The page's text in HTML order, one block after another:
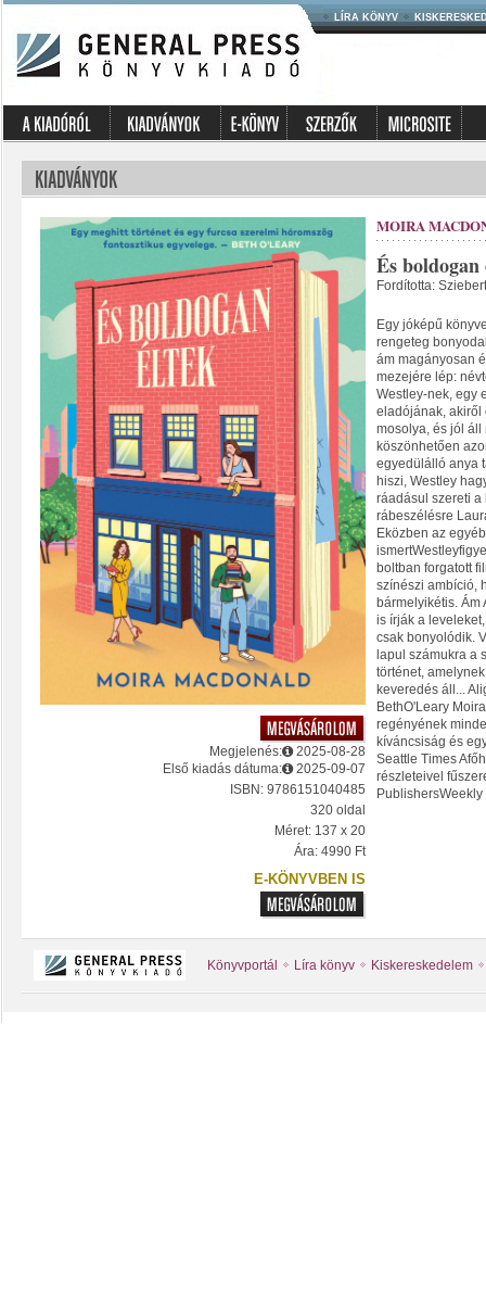
LÍRA KÖNYV
Megjelenés:
2025-08-28
Első kiadás dátuma:
2025-09-07
ISBN: 9786151040485
320 oldal
Méret: 137 x 20
Ára: 4990 Ft
E-KÖNYVBEN IS
MOIRA
És
Fordította:
Egy jóképű
rengeteg
ám magányosan
mezejére lép:
Westley-nek, egy
eladójának, akiről
mosolya, és jól
köszönhetően
egyedülálló anya
hiszi, Westley
ráadásul szereti a
rábeszélésre
Eközben az
boltban forgatott
színészi ambíció,
bármelyikétis. Ám
is írják a
csak bonyolódik.
lapul számukra a
történet,
keveredés áll...
BethO'Leary
regényének
kíváncsiság és
Seattle Times
részleteivel
PublishersWeekly
Könyvportál Líra könyv Kiskereskedelem